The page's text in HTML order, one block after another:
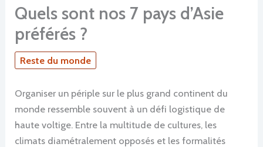
Quels sont nos 7 pays d’Asie
préférés ?
Reste du monde
Organiser un périple sur le plus grand continent du
monde ressemble souvent à un défi logistique de
haute voltige. Entre la multitude de cultures, les
climats diamétralement opposés et les formalités